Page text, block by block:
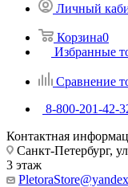
Личный
Корзина0
Избранные
Сравнение
8-800-201-42-
Контактная
Санкт-Петербург,
3 этаж